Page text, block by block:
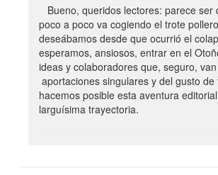
Bueno, queridos lectores: parece ser
poco a poco va cogiendo el trote
deseábamos desde que ocurrió el
esperamos, ansiosos, entrar en el
ideas y colaboradores que, seguro,
aportaciones singulares y del gusto
hacemos posible esta aventura
larguísima trayectoria.